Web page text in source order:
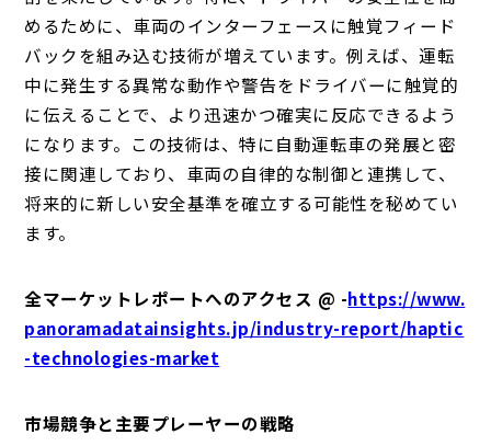
めるために、車両のインターフェースに触覚フィード
バックを組み込む技術が増えています。例えば、運転
中に発生する異常な動作や警告をドライバーに触覚的
に伝えることで、より迅速かつ確実に反応できるよう
になります。この技術は、特に自動運転車の発展と密
接に関連しており、車両の自律的な制御と連携して、
将来的に新しい安全基準を確立する可能性を秘めてい
ます。
全マーケットレポートへのアクセス @ -https://www.
panoramadatainsights.jp/industry-report/haptic
-technologies-market
市場競争と主要プレーヤーの戦略